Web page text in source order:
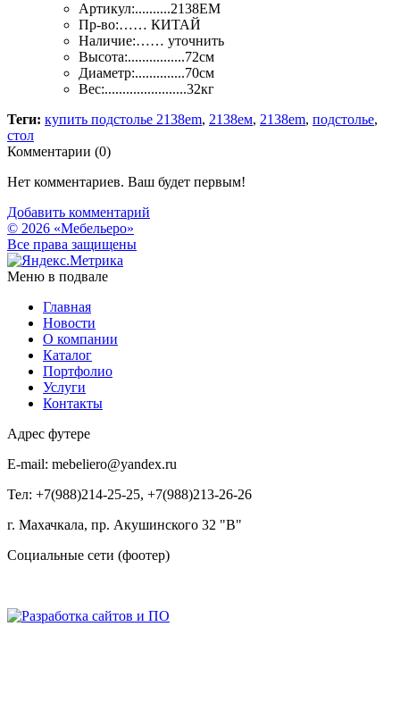
Артикул:..........2138EM
Пр-во:…… КИТАЙ
Наличие:…… уточнить
Высота:................72см
Диаметр:..............70см
Вес:.......................32кг
Теги: купить подстолье 2138em, 2138ем, 2138em, подстолье,
стол
Комментарии (0)
Нет комментариев. Ваш будет первым!
Добавить комментарий
© 2026 «Мебельеро»
Bce права защищены
Меню в подвале
Главная
Новости
О компании
Каталог
Портфолио
Услуги
Контакты
Адрес футере
E-mail: mebeliero@yandex.ru
Тел: +7(988)214-25-25, +7(988)213-26-26
г. Махачкала, пр. Акушинского 32 "В"
Социальные сети (фоотер)